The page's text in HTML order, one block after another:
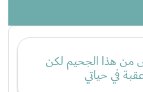
هذا الجحيم لكن
في حياتي